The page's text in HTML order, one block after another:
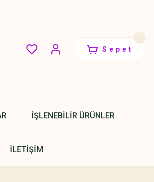
Sepet
İŞLENEBİLİR ÜRÜNLER
İLETİŞİM